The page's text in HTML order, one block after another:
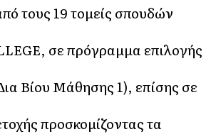
τους 19 τομείς σπουδών
σε πρόγραμμα επιλογής
Βίου Μάθησης 1), επίσης σε
προσκομίζοντας τα